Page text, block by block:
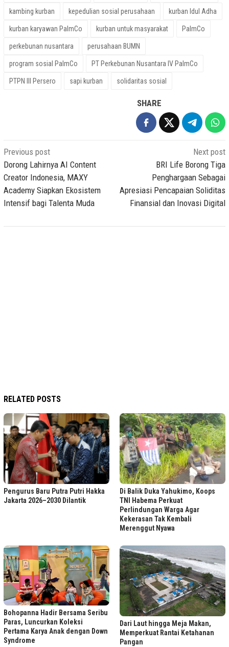
kambing kurban kepedulian sosial perusahaan kurban Idul Adha
kurban karyawan PalmCo kurban untuk masyarakat PalmCo
perkebunan nusantara perusahaan BUMN
program sosial PalmCo PT Perkebunan Nusantara IV PalmCo
PTPN III Persero sapi kurban solidaritas sosial
SHARE
Post
navigation
Previous post
Dorong Lahirnya AI Content
Creator Indonesia, MAXY
Academy Siapkan Ekosistem
Intensif bagi Talenta Muda
Next post
BRI Life Borong Tiga
Penghargaan Sebagai
Apresiasi Pencapaian Soliditas
Finansial dan Inovasi Digital
RELATED POSTS
Pengurus Baru Putra Putri Hakka
Jakarta 2026–2030 Dilantik
Di Balik Duka Yahukimo, Koops
TNI Habema Perkuat
Perlindungan Warga Agar
Kekerasan Tak Kembali
Merenggut Nyawa
Bohopanna Hadir Bersama Seribu
Paras, Luncurkan Koleksi
Pertama Karya Anak dengan Down
Syndrome
Dari Laut hingga Meja Makan,
Memperkuat Rantai Ketahanan
Pangan